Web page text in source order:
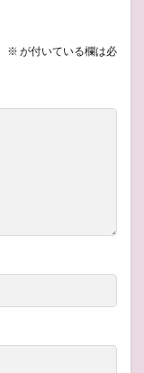
※ が付いている欄は必